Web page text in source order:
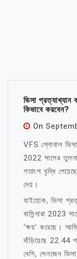
ভিসা
কিভাবে করবেন?
On
VFS গ্লোবাল
2022 সালের
শতাংশ বৃদ্ধি
দেয়।
যাইহোক, ভিসা
বাসিন্দারা 2023
‘ক্ষয়’ করেছে।
দাঁড়িয়েছে 22.44
বেশি, সেনজেন